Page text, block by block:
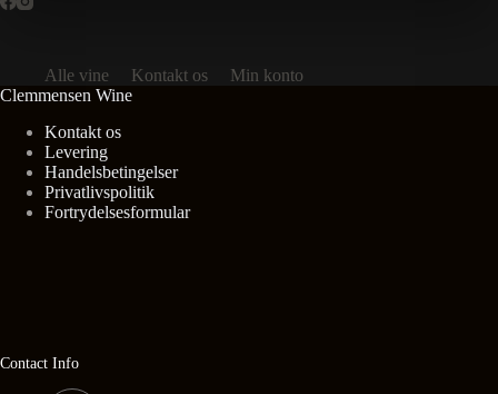
Alle vine Kontakt os
Min konto
Clemmensen Wine
Kontakt os
Levering
Handelsbetingelser
Privatlivspolitik
Fortrydelsesformular
Contact Info